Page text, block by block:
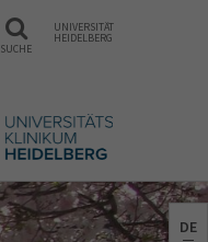
SUCHE
UNIVERSITÄT
HEIDELBERG
DE